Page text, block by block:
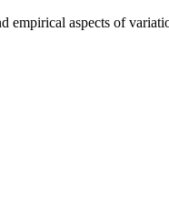
empirical aspects of